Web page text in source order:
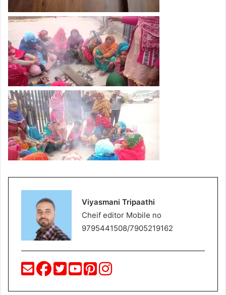
Viyasmani Tripaathi
Cheif editor Mobile no
9795441508/7905219162